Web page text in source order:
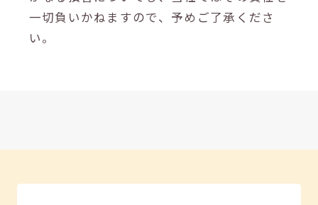
一切負いかねますので、予めご了承くださ
い。